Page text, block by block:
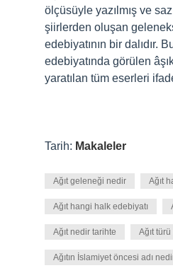
ölçüsüyle yazılmış ve
şiirlerden oluşan
edebiyatının bir dalıdır.
edebiyatında görülen
yaratılan tüm eserleri
Tarih: Makaleler
Ağıt geleneği nedir Ağıt
Ağıt hangi halk edebiyatı
Ağıt nedir tarihte Ağıt
Ağıtın İslamiyet öncesi adı